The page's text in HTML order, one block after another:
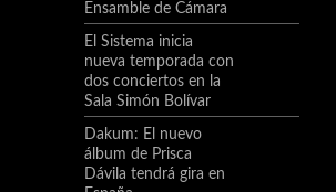
Ensamble de Cámara
El Sistema inicia
nueva temporada con
dos conciertos en la
Sala Simón Bolívar
Dakum: El nuevo
álbum de Prisca
Dávila tendrá gira en